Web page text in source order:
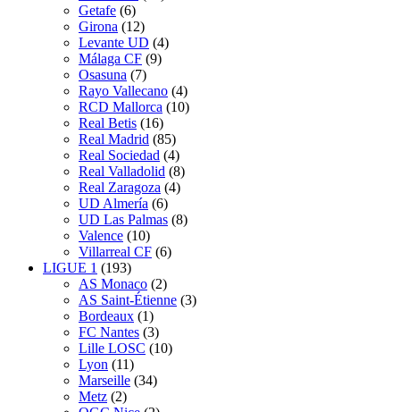
Getafe (6)
Girona (12)
Levante UD (4)
Málaga CF (9)
Osasuna (7)
Rayo Vallecano (4)
RCD Mallorca (10)
Real Betis (16)
Real Madrid (85)
Real Sociedad (4)
Real Valladolid (8)
Real Zaragoza (4)
UD Almería (6)
UD Las Palmas (8)
Valence (10)
Villarreal CF (6)
LIGUE 1 (193)
AS Monaco (2)
AS Saint-Étienne (3)
Bordeaux (1)
FC Nantes (3)
Lille LOSC (10)
Lyon (11)
Marseille (34)
Metz (2)